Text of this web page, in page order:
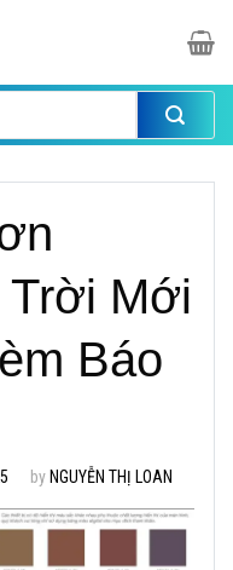
Trời Mới
Báo
by NGUYỄN THỊ LOAN